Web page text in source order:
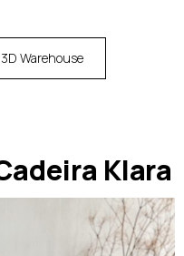
3D Warehouse
Klara